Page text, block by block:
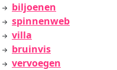
biljoenen
spinnenweb
villa
bruinvis
vervoegen